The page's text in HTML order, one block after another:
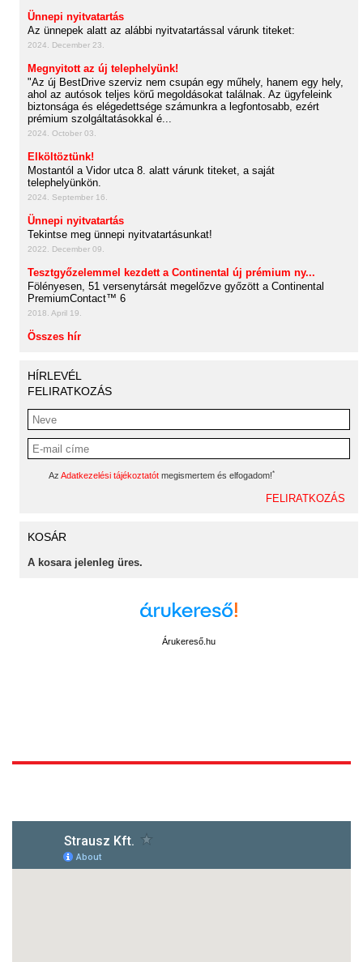
Ünnepi nyitvatartás
Az ünnepek alatt az alábbi nyitvatartással várunk titeket:
2024. December 23.
Megnyitott az új telephelyünk!
"Az új BestDrive szerviz nem csupán egy műhely, hanem egy hely,
ahol az autósok teljes körű megoldásokat találnak. Az ügyfeleink
biztonsága és elégedettsége számunkra a legfontosabb, ezért
prémium szolgáltatásokkal é...
2024. October 03.
Elköltöztünk!
Mostantól a Vidor utca 8. alatt várunk titeket, a saját
telephelyünkön.
2024. September 16.
Ünnepi nyitvatartás
Tekintse meg ünnepi nyitvatartásunkat!
2022. December 09.
Tesztgyőzelemmel kezdett a Continental új prémium ny...
Fölényesen, 51 versenytársát megelőzve győzött a Continental
PremiumContact™ 6
2018. April 19.
Összes hír
HÍRLEVÉL
FELIRATKOZÁS
Az Adatkezelési tájékoztatót megismertem és elfogadom!*
KOSÁR
A kosara jelenleg üres.
Árukereső.hu